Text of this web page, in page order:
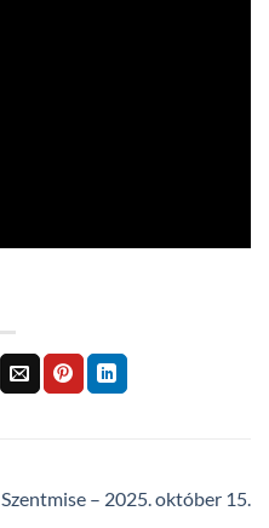
Szentmise – 2025. október 15.